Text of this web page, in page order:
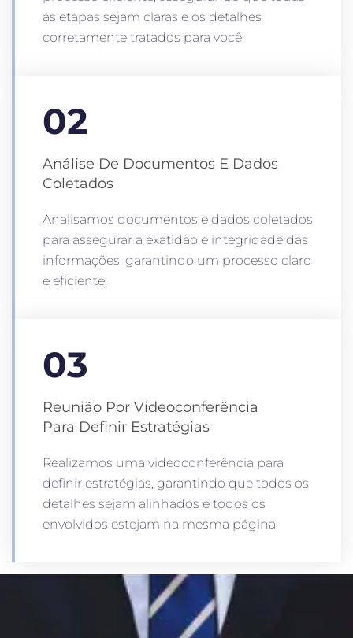
as etapas sejam claras e os detalhes
corretamente tratados para você.
02
Análise De Documentos E Dados
Coletados
Analisamos documentos e dados coletados
para assegurar a exatidão e integridade das
informações, garantindo um processo claro
e eficiente.
03
Reunião Por Videoconferência
Para Definir Estratégias
Realizamos uma videoconferência para
definir estratégias, garantindo que todos os
detalhes sejam alinhados e todos os
envolvidos estejam na mesma página.